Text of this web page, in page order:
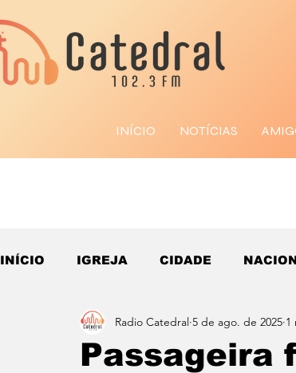
INÍCIO NOTÍCIAS
INÍCIO IGREJA CIDADE
ESPORTE
Passageira
Radio Catedral 5 de ago. de 2025 1